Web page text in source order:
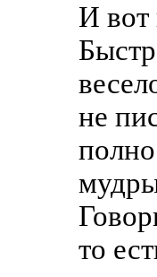
И вот
не
то